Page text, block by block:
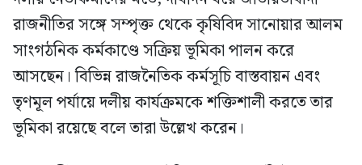
রাজনীতির সঙ্গে সম্পৃক্ত থেকে কৃষিবিদ সানোয়ার আলম
সাংগঠনিক কর্মকাণ্ডে সক্রিয় ভূমিকা পালন করে
আসছেন। বিভিন্ন রাজনৈতিক কর্মসূচি বাস্তবায়ন এবং
তৃণমূল পর্যায়ে দলীয় কার্যক্রমকে শক্তিশালী করতে তার
ভূমিকা রয়েছে বলে তারা উল্লেখ করেন।